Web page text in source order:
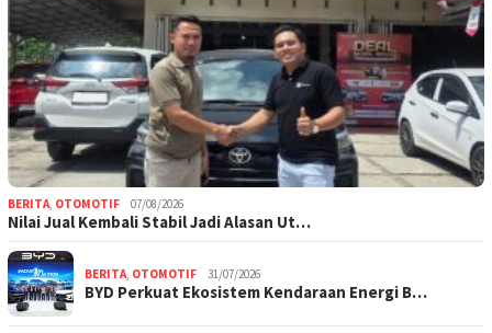
BERITA, OTOMOTIF 07/08/2026
Nilai Jual Kembali Stabil Jadi Alasan Ut…
BERITA, OTOMOTIF 31/07/2026
BYD Perkuat Ekosistem Kendaraan Energi B…